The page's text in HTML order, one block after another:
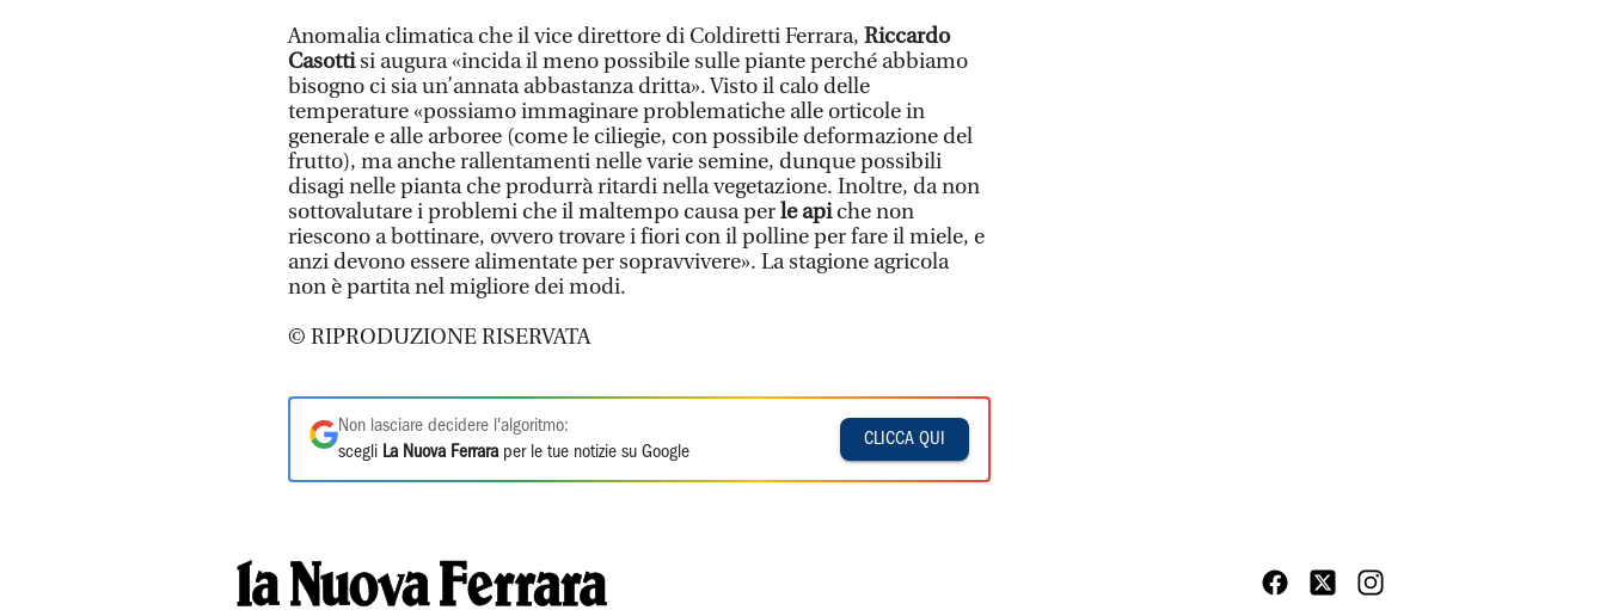
Anomalia climatica che il vice direttore di Coldiretti Ferrara, Riccardo
Casottisi augura «incida il meno possibile sulle piante perché abbiamo
bisogno ci sia un’annata abbastanza dritta». Visto il calo delle
temperature «possiamo immaginare problematiche alle orticole in
generale e alle arboree (come le ciliegie, con possibile deformazione del
frutto), ma anche rallentamenti nelle varie semine, dunque possibili
disagi nelle pianta che produrrà ritardi nella vegetazione. Inoltre, da non
sottovalutare i problemi che il maltempo causa perle apiche non
riescono a bottinare, ovvero trovare i fiori con il polline per fare il miele, e
anzi devono essere alimentate per sopravvivere». La stagione agricola
non è partita nel migliore dei modi.
© RIPRODUZIONE RISERVATA
Non lasciare decidere l'algoritmo:
scegli La Nuova Ferrara per le tue notizie su Google
CLICCA QUI